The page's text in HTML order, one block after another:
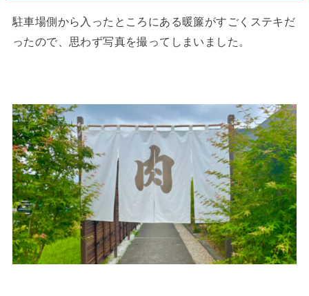
駐車場側から入ったところにある暖簾がすごくステキだ
ったので、思わず写真を撮ってしまいました。